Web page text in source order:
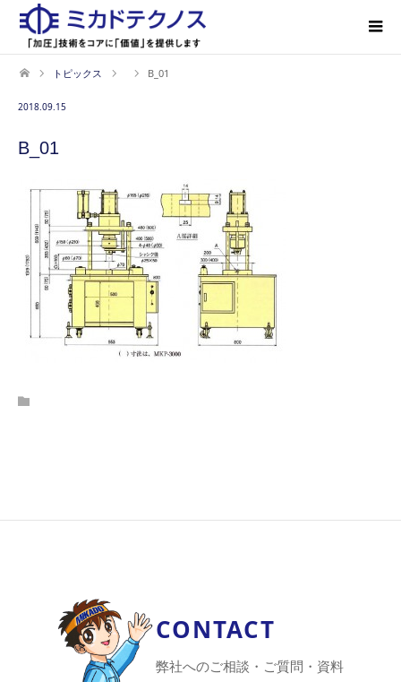
トピックス B_01
2018.09.15
B_01
CONTACT
弊社へのご相談・ご質問・資料